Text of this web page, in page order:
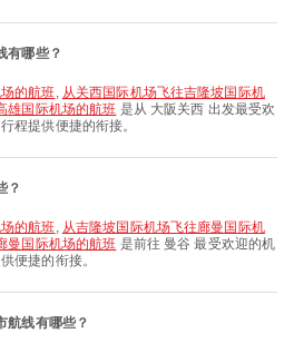
有哪些？
场的航班, 从关西国际机场飞往吉隆坡国际机
雄国际机场的航班 是从 大阪关西 出发最受欢
程提供便捷的衔接。
？
场的航班, 从吉隆坡国际机场飞往廊曼国际机
曼国际机场的航班 是前往 曼谷 最受欢迎的机
便捷的衔接。
航线有哪些？